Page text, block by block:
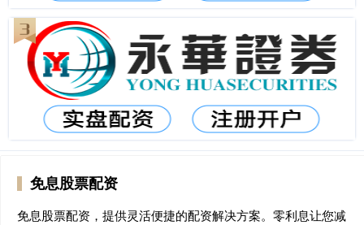
免息股票配资
免息股票配资，提供灵活便捷的配资解决方案。零利息让您减